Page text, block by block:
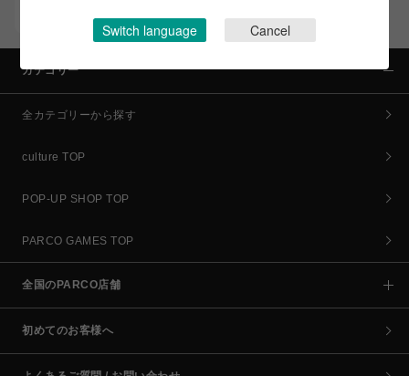
コイン＆クーポンでPARCOでのお買い物がオトクに
カテゴリー
全カテゴリーから探す
culture TOP
POP-UP SHOP TOP
PARCO GAMES TOP
全国のPARCO店舗
初めてのお客様へ
Switch language Cancel